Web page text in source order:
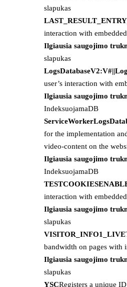
slapukas
interaction with
Ilgiausia saugojimo
slapukas
user’s interaction with
Ilgiausia saugojimo
IndeksuojamaDB
for the implementation
video-content on the
Ilgiausia saugojimo
IndeksuojamaDB
interaction with
Ilgiausia saugojimo
slapukas
VISITOR_INFO1_LIVE
bandwidth on pages with
Ilgiausia saugojimo
slapukas
YSCRegisters a unique